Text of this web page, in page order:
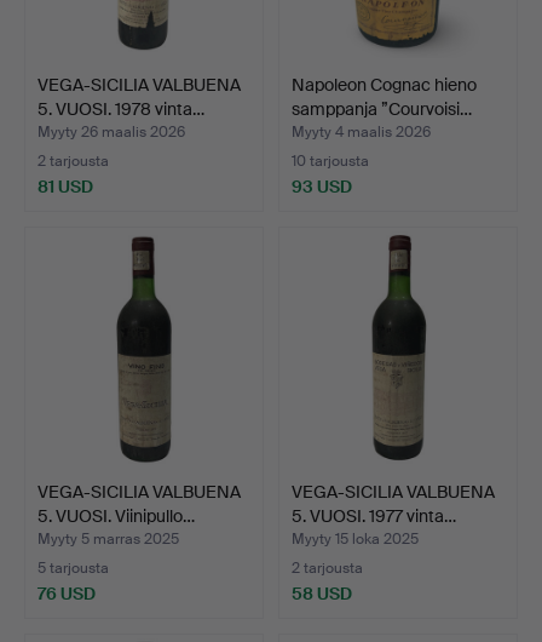
VEGA-SICILIA VALBUENA
5. VUOSI. 1978 vinta…
Myyty 26 maalis 2026
2 tarjousta
81 USD
Napoleon Cognac hieno
samppanja ”Courvoisi…
Myyty 4 maalis 2026
10 tarjousta
93 USD
VEGA-SICILIA VALBUENA
5. VUOSI. Viinipullo…
Myyty 5 marras 2025
5 tarjousta
76 USD
VEGA-SICILIA VALBUENA
5. VUOSI. 1977 vinta…
Myyty 15 loka 2025
2 tarjousta
58 USD